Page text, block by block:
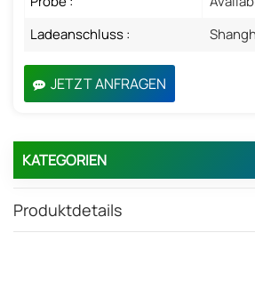
Ladeanschluss :
JETZT ANFRAGEN
KATEGORIEN
Produktdetails